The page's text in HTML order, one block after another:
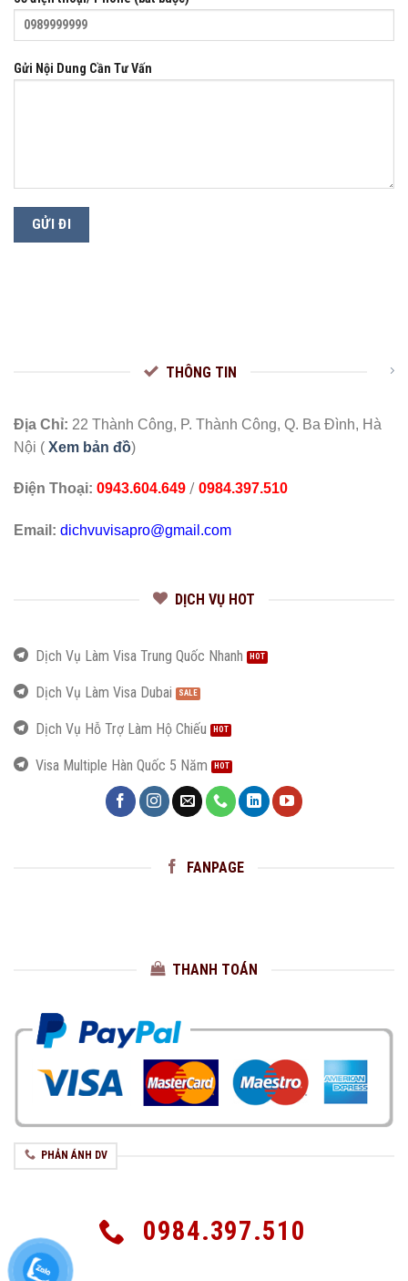
Gửi Nội Dung Cần Tư Vấn
THÔNG TIN
Địa Chỉ: 22 Thành Công, P. Thành Công, Q. Ba Đình, Hà
Nội ( Xem bản đồ)
Điện Thoại: 0943.604.649 / 0984.397.510
Email: dichvuvisapro@gmail.com
DỊCH VỤ HOT
Dịch Vụ Làm Visa Trung Quốc Nhanh
Dịch Vụ Làm Visa Dubai
Dịch Vụ Hỗ Trợ Làm Hộ Chiếu
Visa Multiple Hàn Quốc 5 Năm
FANPAGE
THANH TOÁN
PHẢN ÁNH DV
0984.397.510